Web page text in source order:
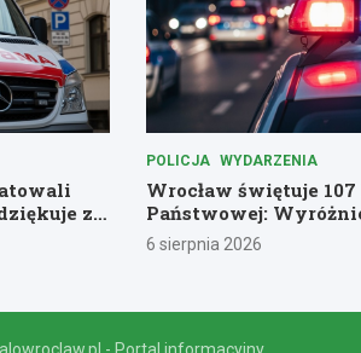
za
POLICJA WYDARZENIA
Wrocław świętuje
Państwowej:
podziękowania dla
6 sierpnia 2026